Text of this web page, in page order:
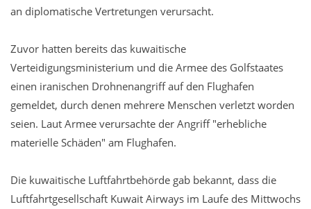
an diplomatische Vertretungen verursacht.
Zuvor hatten bereits das kuwaitische
Verteidigungsministerium und die Armee des Golfstaates
einen iranischen Drohnenangriff auf den Flughafen
gemeldet, durch denen mehrere Menschen verletzt worden
seien. Laut Armee verursachte der Angriff "erhebliche
materielle Schäden" am Flughafen.
Die kuwaitische Luftfahrtbehörde gab bekannt, dass die
Luftfahrtgesellschaft Kuwait Airways im Laufe des Mittwochs